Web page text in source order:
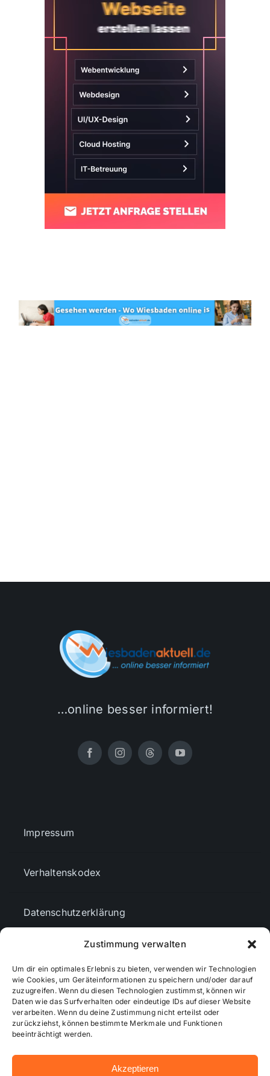
Zustimmung verwalten
Um dir ein optimales Erlebnis zu bieten, verwenden wir Technologien
wie Cookies, um Geräteinformationen zu speichern und/oder darauf
zuzugreifen. Wenn du diesen Technologien zustimmst, können wir
Daten wie das Surfverhalten oder eindeutige IDs auf dieser Website
verarbeiten. Wenn du deine Zustimmung nicht erteilst oder
zurückziehst, können bestimmte Merkmale und Funktionen
beeinträchtigt werden.
Akzeptieren
…online besser informiert!
Impressum
Verhaltenskodex
Datenschutzerklärung
Cookie-Richtlinie (EU)
Mediendaten